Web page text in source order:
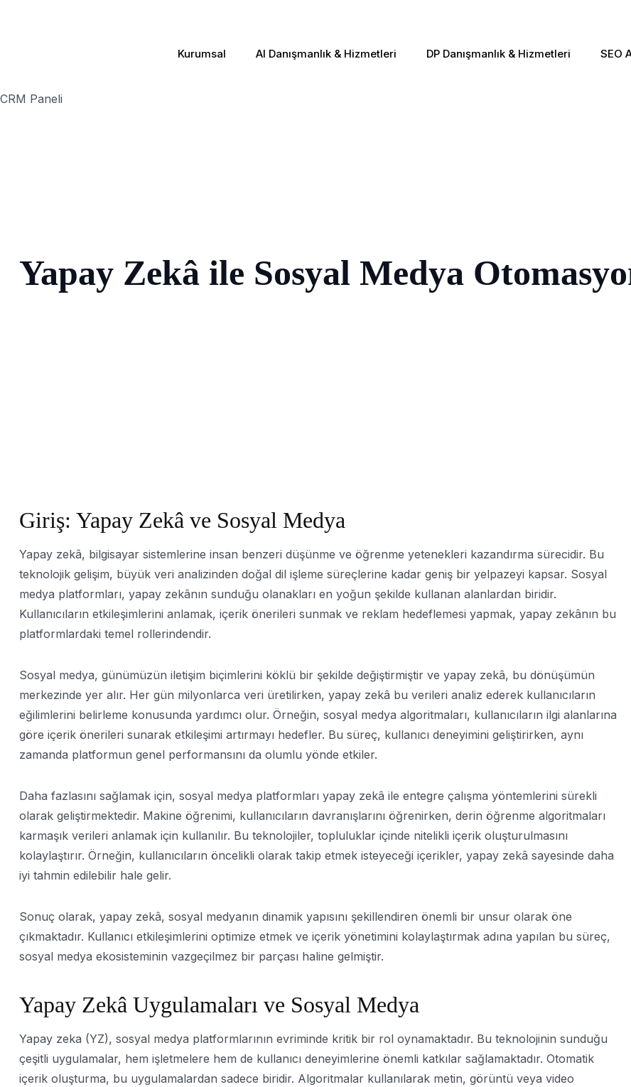
Kurumsal AI Danışmanlık & Hizmetleri DP Danışmanlık & Hizmetleri SEO
CRM Paneli
Yapay Zekâ ile Sosyal Medya
Giriş: Yapay Zekâ ve Sosyal Medya
Yapay zekâ, bilgisayar sistemlerine insan benzeri düşünme ve öğrenme yetenekleri kazandırma sürecidir. Bu
teknolojik gelişim, büyük veri analizinden doğal dil işleme süreçlerine kadar geniş bir yelpazeyi kapsar. Sosyal
medya platformları, yapay zekânın sunduğu olanakları en yoğun şekilde kullanan alanlardan biridir.
Kullanıcıların etkileşimlerini anlamak, içerik önerileri sunmak ve reklam hedeflemesi yapmak, yapay zekânın bu
platformlardaki temel rollerindendir.
Sosyal medya, günümüzün iletişim biçimlerini köklü bir şekilde değiştirmiştir ve yapay zekâ, bu dönüşümün
merkezinde yer alır. Her gün milyonlarca veri üretilirken, yapay zekâ bu verileri analiz ederek kullanıcıların
eğilimlerini belirleme konusunda yardımcı olur. Örneğin, sosyal medya algoritmaları, kullanıcıların ilgi alanlarına
göre içerik önerileri sunarak etkileşimi artırmayı hedefler. Bu süreç, kullanıcı deneyimini geliştirirken, aynı
zamanda platformun genel performansını da olumlu yönde etkiler.
Daha fazlasını sağlamak için, sosyal medya platformları yapay zekâ ile entegre çalışma yöntemlerini sürekli
olarak geliştirmektedir. Makine öğrenimi, kullanıcıların davranışlarını öğrenirken, derin öğrenme algoritmaları
karmaşık verileri anlamak için kullanılır. Bu teknolojiler, topluluklar içinde nitelikli içerik oluşturulmasını
kolaylaştırır. Örneğin, kullanıcıların öncelikli olarak takip etmek isteyeceği içerikler, yapay zekâ sayesinde daha
iyi tahmin edilebilir hale gelir.
Sonuç olarak, yapay zekâ, sosyal medyanın dinamik yapısını şekillendiren önemli bir unsur olarak öne
çıkmaktadır. Kullanıcı etkileşimlerini optimize etmek ve içerik yönetimini kolaylaştırmak adına yapılan bu süreç,
sosyal medya ekosisteminin vazgeçilmez bir parçası haline gelmiştir.
Yapay Zekâ Uygulamaları ve Sosyal Medya
Yapay zeka (YZ), sosyal medya platformlarının evriminde kritik bir rol oynamaktadır. Bu teknolojinin sunduğu
çeşitli uygulamalar, hem işletmelere hem de kullanıcı deneyimlerine önemli katkılar sağlamaktadır. Otomatik
içerik oluşturma, bu uygulamalardan sadece biridir. Algoritmalar kullanılarak metin, görüntü veya video